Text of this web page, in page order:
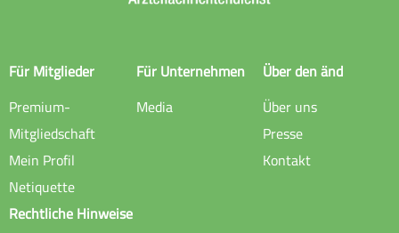
Für Mitglieder
Premium-
Mitgliedschaft
Mein Profil
Netiquette
Für Unternehmen
Media
Über den änd
Über uns
Presse
Kontakt
Rechtliche Hinweise